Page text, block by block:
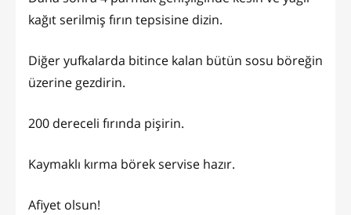
kağıt serilmiş fırın tepsisine dizin.
Diğer yufkalarda bitince kalan bütün sosu böreğin
üzerine gezdirin.
200 dereceli fırında pişirin.
Kaymaklı kırma börek servise hazır.
Afiyet olsun!